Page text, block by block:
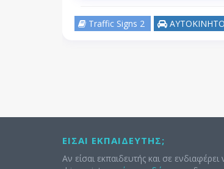
Traffic Signs 2 ΑΥΤΟΚΙΝΗΤΟ
ΕΊΣΑΙ ΕΚΠΑΙΔΕΥΤΉΣ;
Αν είσαι εκπαιδευτής και σε